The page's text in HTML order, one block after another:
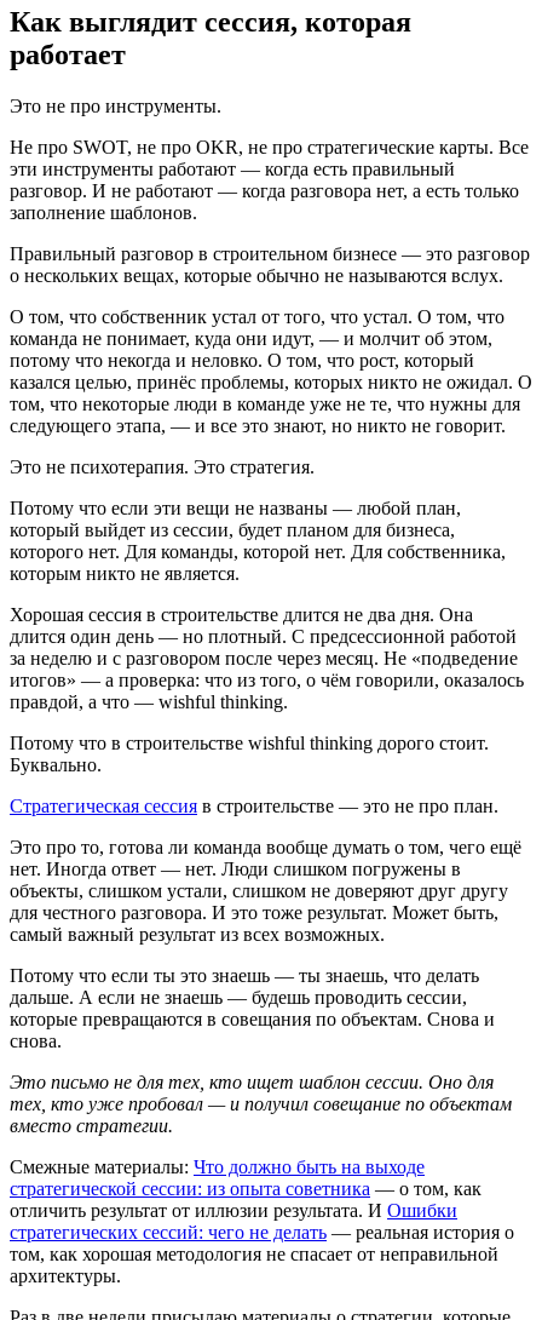
Как выглядит сессия, которая
работает
Это не про инструменты.
Не про SWOT, не про OKR, не про стратегические карты. Все
эти инструменты работают — когда есть правильный
разговор. И не работают — когда разговора нет, а есть только
заполнение шаблонов.
Правильный разговор в строительном бизнесе — это разговор
о нескольких вещах, которые обычно не называются вслух.
О том, что собственник устал от того, что устал. О том, что
команда не понимает, куда они идут, — и молчит об этом,
потому что некогда и неловко. О том, что рост, который
казался целью, принёс проблемы, которых никто не ожидал. О
том, что некоторые люди в команде уже не те, что нужны для
следующего этапа, — и все это знают, но никто не говорит.
Это не психотерапия. Это стратегия.
Потому что если эти вещи не названы — любой план,
который выйдет из сессии, будет планом для бизнеса,
которого нет. Для команды, которой нет. Для собственника,
которым никто не является.
Хорошая сессия в строительстве длится не два дня. Она
длится один день — но плотный. С предсессионной работой
за неделю и с разговором после через месяц. Не «подведение
итогов» — а проверка: что из того, о чём говорили, оказалось
правдой, а что — wishful thinking.
Потому что в строительстве wishful thinking дорого стоит.
Буквально.
Стратегическая сессия в строительстве — это не про план.
Это про то, готова ли команда вообще думать о том, чего ещё
нет. Иногда ответ — нет. Люди слишком погружены в
объекты, слишком устали, слишком не доверяют друг другу
для честного разговора. И это тоже результат. Может быть,
самый важный результат из всех возможных.
Потому что если ты это знаешь — ты знаешь, что делать
дальше. А если не знаешь — будешь проводить сессии,
которые превращаются в совещания по объектам. Снова и
снова.
Это письмо не для тех, кто ищет шаблон сессии. Оно для
тех, кто уже пробовал — и получил совещание по объектам
вместо стратегии.
Смежные материалы: Что должно быть на выходе
стратегической сессии: из опыта советника — о том, как
отличить результат от иллюзии результата. И Ошибки
стратегических сессий: чего не делать — реальная история о
том, как хорошая методология не спасает от неправильной
архитектуры.